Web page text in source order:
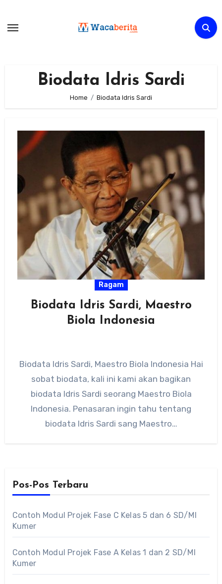
content
Biodata Idris Sardi
Home Biodata Idris Sardi
Ragam
Biodata Idris Sardi, Maestro
Biola Indonesia
Biodata Idris Sardi, Maestro Biola Indonesia Hai
sobat biodata, kali ini kami akan bagikan
biodata Idris Sardi seorang Maestro Biola
Indonesia. Penasaran ingin tahu tentang
biodata Idris Sardi sang Maestro…
Pos-Pos Terbaru
Contoh Modul Projek Fase C Kelas 5 dan 6 SD/MI
Kumer
Contoh Modul Projek Fase A Kelas 1 dan 2 SD/MI
Kumer